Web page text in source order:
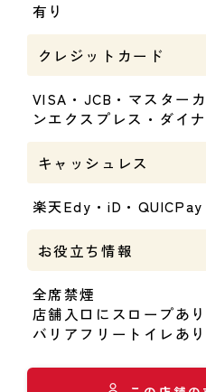
有り
クレジットカード
VISA・JCB・マスター
ンエクスプレス・ダイ
キャッシュレス
楽天Edy・iD・
お役立ち情報
全席禁煙
店舗入口にスロープあり
バリアフリートイレあり